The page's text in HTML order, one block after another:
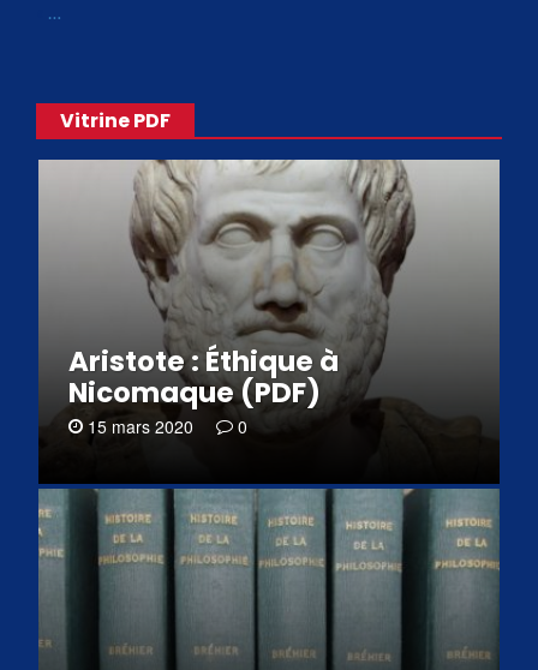
…
Vitrine PDF
Aristote : Éthique à
Nicomaque (PDF)
15 mars 2020 0